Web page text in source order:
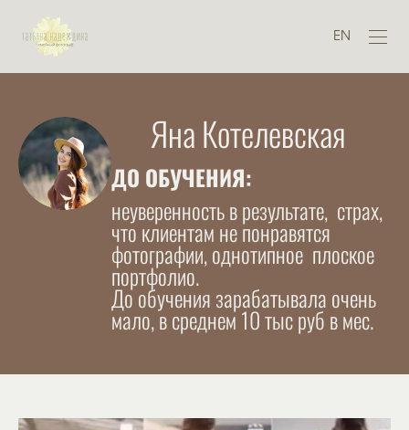
EN
Яна Котелевская
ДО ОБУЧЕНИЯ:
неуверенность в результате, страх,
что клиентам не понравятся
фотографии, однотипное плоское
портфолио.
До обучения зарабатывала очень
мало, в среднем 10 тыс руб в мес.